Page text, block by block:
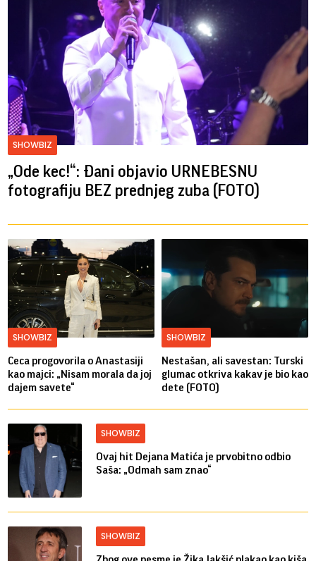
SHOWBIZ
„Ode kec!“: Đani objavio URNEBESNU
fotografiju BEZ prednjeg zuba (FOTO)
SHOWBIZ
Ceca progovorila o Anastasiji
kao majci: „Nisam morala da joj
dajem savete“
SHOWBIZ
Nestašan, ali savestan: Turski
glumac otkriva kakav je bio kao
dete (FOTO)
SHOWBIZ
Ovaj hit Dejana Matića je prvobitno odbio
Saša: „Odmah sam znao“
SHOWBIZ